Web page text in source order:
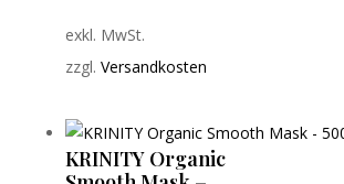
exkl. MwSt.
zzgl. Versandkosten
KRINITY Organic